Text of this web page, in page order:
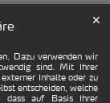
Dazu verwenden wir
sind. Mit Ihrer
Inhalte oder zu
entscheiden, welche
dass auf Basis Ihrer
✕